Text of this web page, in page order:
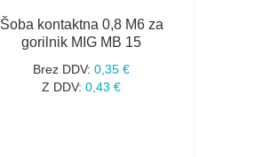
Šoba kontaktna 0,8 M6 za
gorilnik MIG MB 15
Brez DDV: 0,35 €
Z DDV: 0,43 €